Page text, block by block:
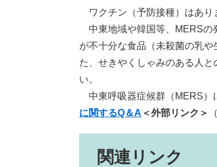
ワクチン（予防接種）はあり
中東地域や韓国等、MERSの
が不十分な食品（未殺菌の乳
た、せきやくしゃみのある人
い。
中東呼吸器症候群（MERS）
に関するQ＆A ＜外部リンク＞
関連リンク